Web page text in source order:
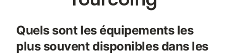
Quels sont les équipements les
plus souvent disponibles dans les